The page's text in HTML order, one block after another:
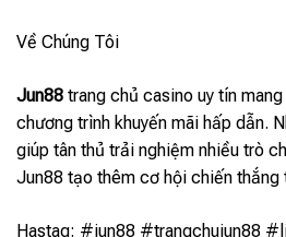
Về Chúng Tôi
Jun88 trang chủ casino uy tín
chương trình khuyến mãi hấp dẫn.
giúp tân thủ trải nghiệm nhiều trò
Jun88 tạo thêm cơ hội chiến thắng
Hastag: #jun88 #trangchujun88